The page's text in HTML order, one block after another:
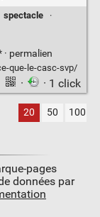
spectacle
·
permalien
que-le-casc-svp/
· · 1 click
20 50 100
pages
données par